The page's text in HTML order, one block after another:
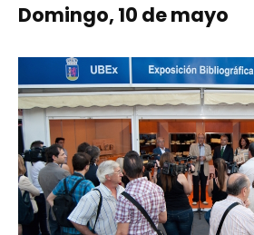
Domingo, 10 de mayo